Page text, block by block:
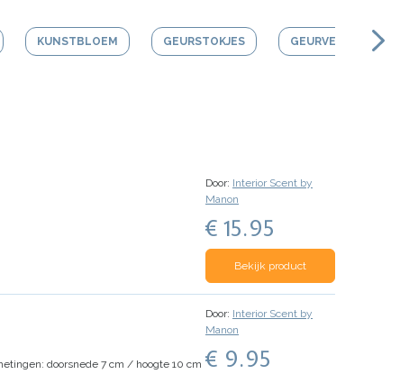
KUNSTBLOEM GEURSTOKJES GEURVERSTUIVER
Door: Interior Scent by
Manon
€ 15.95
Bekijk product
doorsnede 7 cm / hoogte 10 cm
Door: Interior Scent by
Manon
€ 9.95